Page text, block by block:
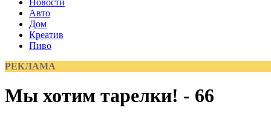
Новости
Авто
Дом
Креатив
Пиво
РЕКЛАМА
Мы хотим тарелки! - 66